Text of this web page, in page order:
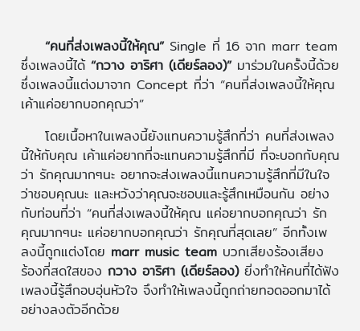
“คนที่ส่งเพลงนี้ให้คุณ”Single ที่ 16 จาก marr team
ซึ่งเพลงนี้ได้ “กวาง อาริศา (เดียร์ลอง)” มาร่วมในครั้งนี้ด้วย
ซึ่งเพลงนี้แต่งมาจาก Concept ที่ว่า “คนที่ส่งเพลงนี้ให้คุณ
เค้าแค่อยากบอกคุณว่า”
โดยเนื้อหาในเพลงนี้ยังแทนความรู้สึกที่ว่า คนที่ส่งเพลง
นี้ให้กับคุณ เค้าแค่อยากที่จะแทนความรู้สึกที่มี ที่จะบอกกับคุณ
ว่า รักคุณมากๆนะ อยากจะส่งเพลงนี้แทนความรู้สึกที่มีในใจ
ว่าชอบคุณนะ และหวังว่าคุณจะชอบและรู้สึกเหมือนกัน อย่าง
กับท่อนที่ว่า “คนที่ส่งเพลงนี้ให้คุณ แค่อยากบอกคุณว่า รัก
คุณมากๆนะ แค่อยากบอกคุณว่า รักคุณที่สุดเลย” อีกทั้งเพ
ลงนี้ถูกแต่งโดย marr music teamบวกเสียงร้องเสียง
ร้องที่สดใสของ กวาง อาริศา (เดียร์ลอง)ยิ่งทำให้คนที่ได้ฟัง
เพลงนี้รู้สึกอบอุ่นหัวใจ จึงทำให้เพลงนี้ถูกถ่ายทอดออกมาได้
อย่างลงตัวอีกด้วย